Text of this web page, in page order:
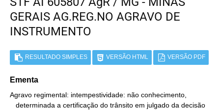
GERAIS AG.REG.NO AGRAVO DE
INSTRUMENTO
RESULTADO SIMPLES VERSÃO HTML VERSÃO PDF
Ementa
Agravo regimental: intempestividade: não conhecimento,